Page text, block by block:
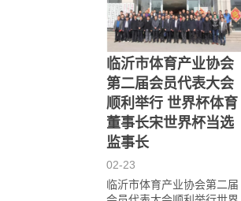
临沂市体育产业协会
第二届会员代表大会
顺利举行 世界杯体育
董事长宋世界杯当选
监事长
02-23
临沂市体育产业协会第二届